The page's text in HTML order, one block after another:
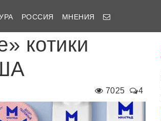
РОССИЯ МНЕНИЯ
котики
7025 4